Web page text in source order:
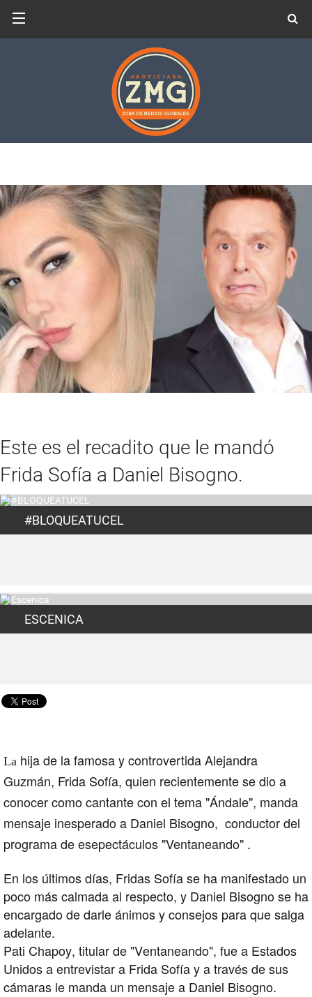
Este es el recadito que le mandó
Frida Sofía a Daniel Bisogno.
#BLOQUEATUCEL
ESCENICA
La hija de la famosa y controvertida Alejandra
Guzmán, Frida Sofía, quien recientemente se dio a
conocer como cantante con el tema "Ándale", manda
mensaje inesperado a Daniel Bisogno, conductor del
programa de esepectáculos "Ventaneando" .
En los últimos días, Fridas Sofía se ha manifestado un
poco más calmada al respecto, y Daniel Bisogno se ha
encargado de darle ánimos y consejos para que salga
adelante.
Pati Chapoy, titular de "Ventaneando", fue a Estados
Unidos a entrevistar a Frida Sofía y a través de sus
cámaras le manda un mensaje a Daniel Bisogno.